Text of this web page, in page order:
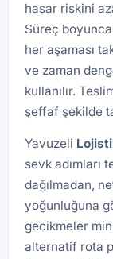
hasar riskini
Süreç
her aşaması
ve zaman
kullanılır.
şeffaf şekilde
Yavuzeli
sevk adımları
dağılmadan,
yoğunluğuna
gecikmeler
alternatif rota